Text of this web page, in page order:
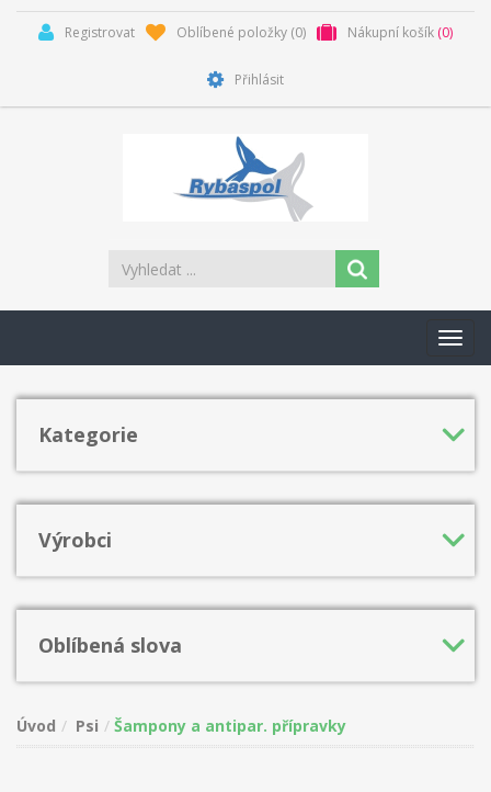
Registrovat Oblíbené položky (0) Nákupní košík (0)
Přihlásit
Kategorie
Výrobci
Oblíbená slova
Úvod Psi Šampony a antipar. přípravky